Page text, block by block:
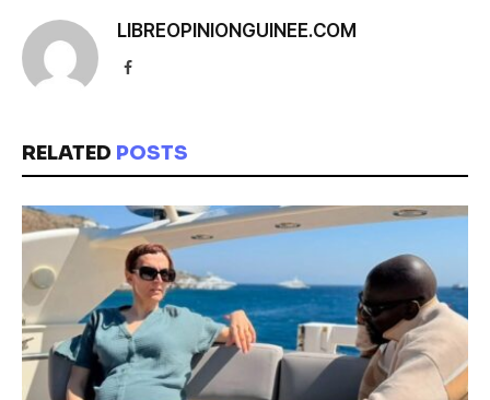
LIBREOPINIONGUINEE.COM
Facebook
RELATED POSTS